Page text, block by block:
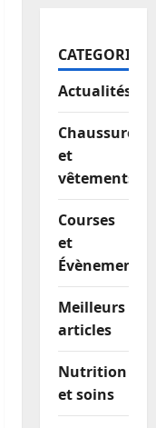
CATEGORIES
Actualités
Chaussures
et
vêtements
Courses
et
Évènements
Meilleurs
articles
Nutrition
et soins